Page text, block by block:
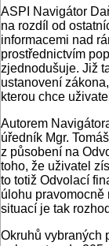
ASPI Navigátor
na rozdíl od
informacemi nad
prostřednictvím
zjednodušuje. Již
ustanovení
kterou chce
Autorem
úředník Mgr.
z působení na
toho, že uživatel
to totiž Odvolací
úlohu
situací je tak
Okruhů vybraných